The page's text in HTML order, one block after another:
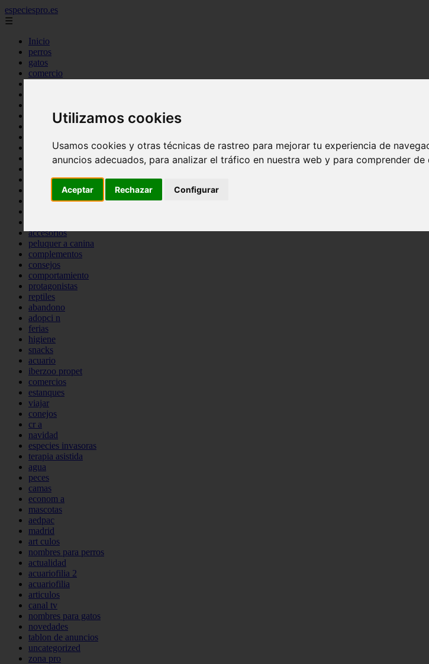
Utilizamos cookies
Usamos cookies y otras técnicas de rastreo para mejorar tu experiencia de
anuncios adecuados, para analizar el tráfico en nuestra web y para comprender
Aceptar Rechazar Configurar
especiespro.es
☰
Inicio
perros
gatos
comercio
tenencia responsable
mantenimiento
bienestar
peque os mam feros
verano
accesorios
peluquer a canina
complementos
consejos
comportamiento
protagonistas
reptiles
abandono
adopci n
ferias
higiene
snacks
acuario
iberzoo propet
comercios
estanques
viajar
conejos
cr a
navidad
especies invasoras
terapia asistida
agua
peces
camas
econom a
mascotas
aedpac
madrid
art culos
nombres para perros
actualidad
acuariofilia 2
acuariofilia
articulos
canal tv
nombres para gatos
novedades
tablon de anuncios
uncategorized
zona pro